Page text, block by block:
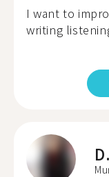
I want to
writing
D.